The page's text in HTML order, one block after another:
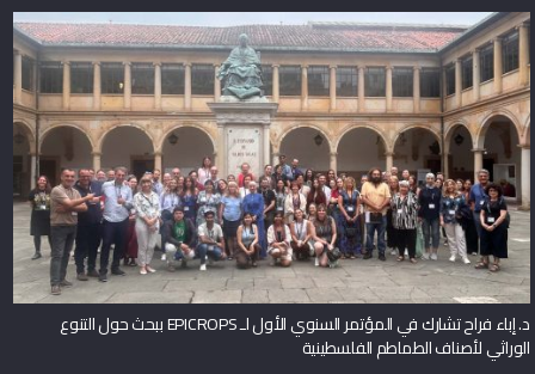
د. إباء فراح تشارك في المؤتمر السنوي الأول لـ EPICROPS ببحث حول التنوع
الوراثي لأصناف الطماطم الفلسطينية